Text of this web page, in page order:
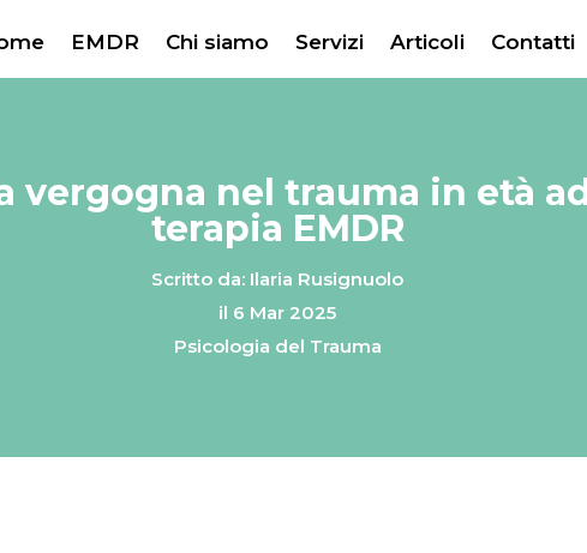
EMDR Chi siamo Servizi Articoli Contatti
vergogna nel trauma in età
terapia EMDR
Scritto da: Ilaria Rusignuolo
il 6 Mar 2025
Psicologia del Trauma